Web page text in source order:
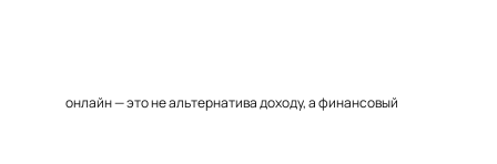
онлайн — это не альтернатива доходу, а финансовый